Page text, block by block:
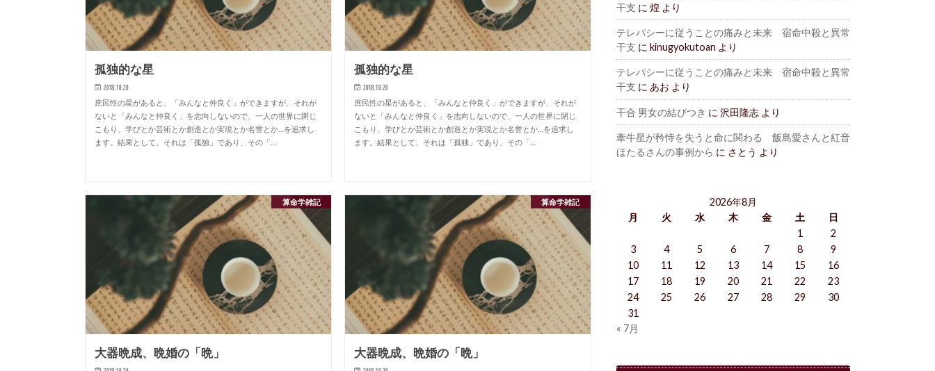
孤独的な星
2018.10.20
庶民性の星があると、「みんなと仲良く」ができますが、それが
ないと「みんなと仲良く」を志向しないので、一人の世界に閉じ
こもり、学びとか芸術とか創造とか実現とか名誉とか…を追求し
ます。結果として、それは「孤独」であり、その「…
孤独的な星
2018.10.20
庶民性の星があると、「みんなと仲良く」ができますが、それが
ないと「みんなと仲良く」を志向しないので、一人の世界に閉じ
こもり、学びとか芸術とか創造とか実現とか名誉とか…を追求し
ます。結果として、それは「孤独」であり、その「…
算命学雑記
大器晩成、晩婚の「晩」
算命学雑記
大器晩成、晩婚の「晩」
干支 に 煌 より
テレパシーに従うことの痛みと未来 宿命中殺と異常
干支 に kinugyokutoan より
テレパシーに従うことの痛みと未来 宿命中殺と異常
干支 に あお より
干合 男女の結びつき に 沢田隆志 より
牽牛星が矜恃を失うと命に関わる 飯島愛さんと紅音
ほたるさんの事例から に さとう より
2026年8月
月
火 水 木 金 土
日
1
2
3
4 5 6 7 8
9
10
11 12 13 14 15
16
17
18 19 20 21 22
23
24
25 26 27 28 29
30
31
« 7月